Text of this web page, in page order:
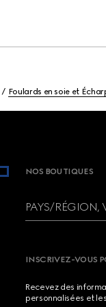
Foulards en soie et
NOS BOUTIQUES
PAYS/RÉGION,
INSCRIVEZ-VOUS
Recevez des
personnalisées et